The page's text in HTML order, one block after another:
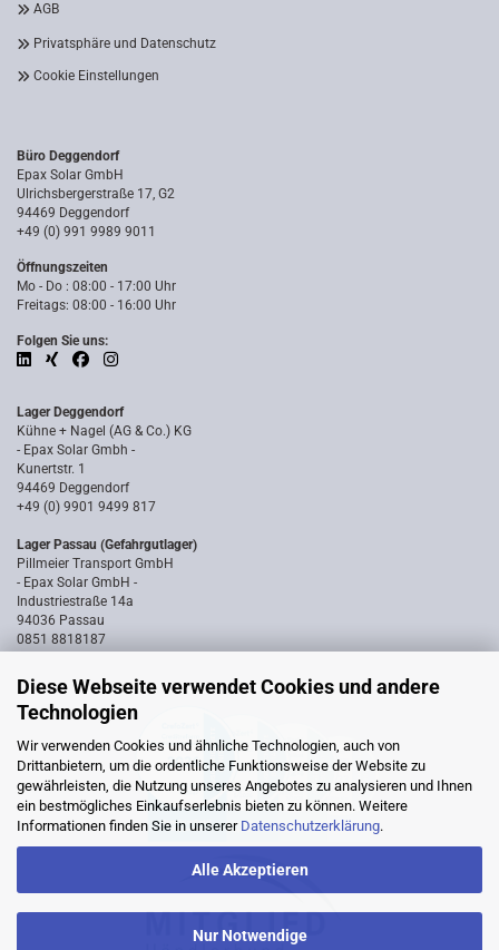
Diese Webseite verwendet Cookies und andere
Technologien
Wir verwenden Cookies und ähnliche Technologien, auch von
Drittanbietern, um die ordentliche Funktionsweise der Website zu
gewährleisten, die Nutzung unseres Angebotes zu analysieren und Ihnen
ein bestmögliches Einkaufserlebnis bieten zu können. Weitere
Informationen finden Sie in unserer Datenschutzerklärung.
Alle Akzeptieren
Nur Notwendige
AGB
Privatsphäre und Datenschutz
Cookie Einstellungen
Büro Deggendorf
Epax Solar GmbH
Ulrichsbergerstraße 17, G2
94469 Deggendorf
+49 (0) 991 9989 9011
Öffnungszeiten
Mo - Do : 08:00 - 17:00 Uhr
Freitags: 08:00 - 16:00 Uhr
Folgen Sie uns:
Lager Deggendorf
Kühne + Nagel (AG & Co.) KG
- Epax Solar Gmbh -
Kunertstr. 1
94469 Deggendorf
+49 (0) 9901 9499 817
Lager Passau (Gefahrgutlager)
Pillmeier Transport GmbH
- Epax Solar GmbH -
Industriestraße 14a
94036 Passau
0851 8818187